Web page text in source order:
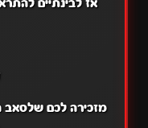
אז לבינתיים
מזכירה לכם שלסאב